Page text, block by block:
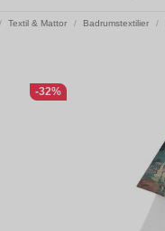
Textil & Mattor Badrumstextilier
-32%